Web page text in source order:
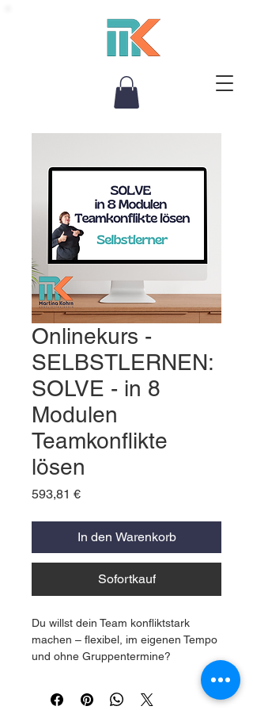
Onlinekurs -
SELBSTLERNEN:
SOLVE - in 8
Modulen
Teamkonflikte
lösen
593,81 €Preis
In den Warenkorb
Sofortkauf
Du willst dein Team konfliktstark
machen – flexibel, im eigenen Tempo
und ohne Gruppentermine?
Selbstlernvariante von
SOLVE
genau richtig für dich.